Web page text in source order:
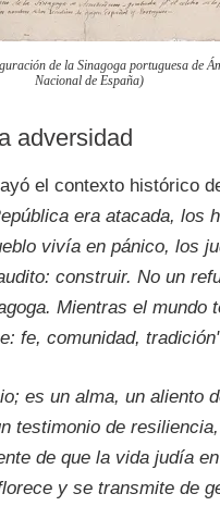
de la Sinagoga portuguesa de
Nacional de España)
adversidad
el contexto histórico
era atacada, los
vivía en pánico, los
construir. No un
Mientras el mundo
fe, comunidad,
es un alma, un aliento
testimonio de
de que la vida judía
y se transmite de